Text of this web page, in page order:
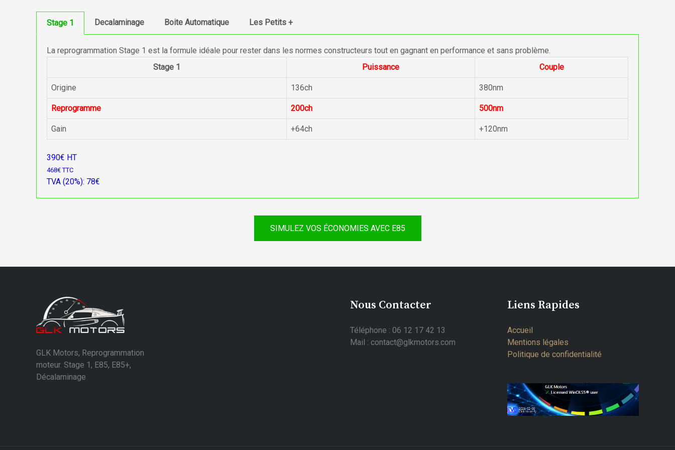
Stage 1 Decalaminage Boite Automatique Les Petits +
La reprogrammation Stage 1 est la formule idéale pour rester dans les normes constructeurs tout en gagnant en performance et sans problème.
Stage 1
Puissance Couple
Origine 136ch 380nm
Reprogramme 200ch 500nm
Gain +64ch +120nm
390€ HT
468€ TTC
TVA (20%): 78€
SIMULEZ VOS ÉCONOMIES AVEC E85
GLK Motors, Reprogrammation
moteur. Stage 1, E85, E85+,
Décalaminage
Nous Contacter
Téléphone : 06 12 17 42 13
Mail : contact@glkmotors.com
Liens Rapides
Accueil
Mentions légales
Politique de confidentialité